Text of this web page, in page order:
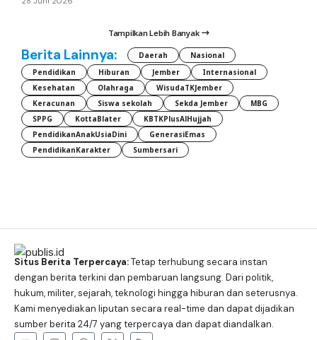
Tampilkan Lebih Banyak
Berita Lainnya: Daerah
Nasional
Pendidikan
Hiburan Jember
Internasional
Kesehatan
Olahraga
WisudaTKJember
Keracunan
Siswa sekolah Sekda Jember
MBG
SPPG
KottaBlater
KBTKPlusAlHujjah
PendidikanAnakUsiaDini
GenerasiEmas
PendidikanKarakter
Sumbersari
Situs Berita Terpercaya:Tetap terhubung secara instan
dengan berita terkini dan pembaruan langsung. Dari politik,
hukum, militer, sejarah, teknologi hingga hiburan dan seterusnya.
Kami menyediakan liputan secara real-time dan dapat dijadikan
sumber berita 24/7 yang terpercaya dan dapat diandalkan.